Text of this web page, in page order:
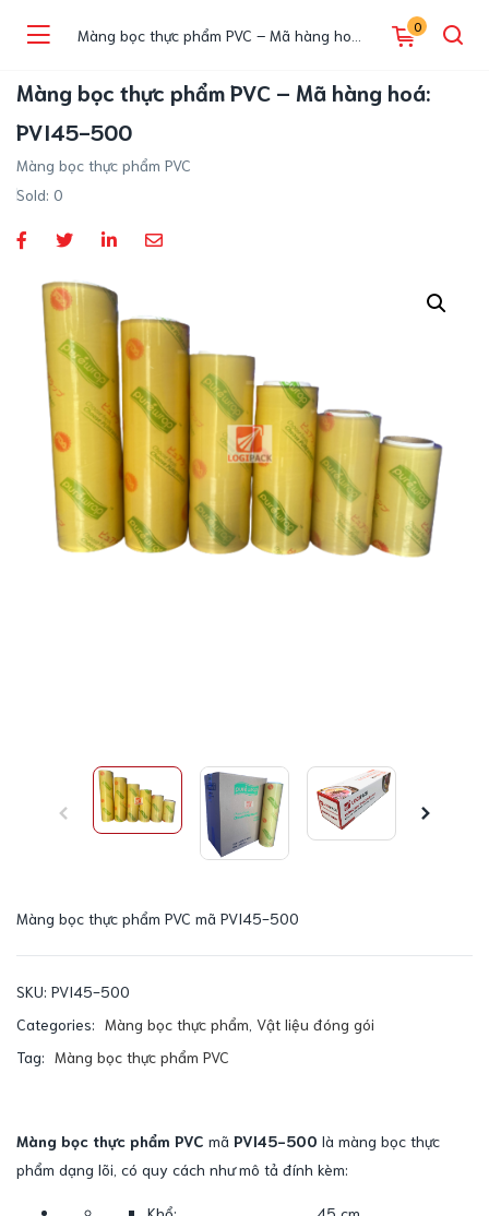
0
Màng bọc thực phẩm PVC – Mã hàng hoá:
PVI45-500
Màng bọc thực phẩm PVC
Sold: 0
Màng bọc thực phẩm PVC mã PVI45-500
SKU: PVI45-500
Categories: Màng bọc thực phẩm Vật liệu đóng gói
Tag: Màng bọc thực phẩm PVC
Màng bọc thực phẩm PVC mã PVI45-500 là màng bọc thực
phẩm dạng lõi, có quy cách như mô tả đính kèm: